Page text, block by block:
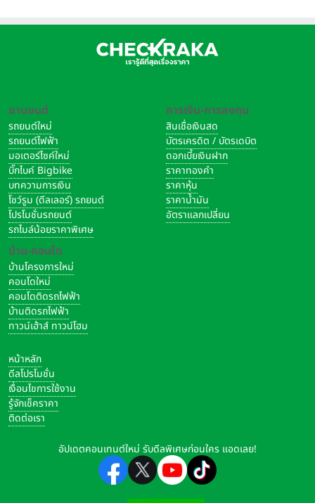
ยานยนต์
รถยนต์ใหม่
รถยนต์ไฟฟ้า
มอเตอร์ไซค์ใหม่
บิ๊กไบค์ Bigbike
บทความการเงิน
โชว์รูม (ดีลเลอร์) รถยนต์
โปรโมชั่นรถยนต์
รถไมล์น้อยราคาพิเศษ
บ้าน-คอนโด
บ้านโครงการใหม่
คอนโดใหม่
คอนโดติดรถไฟฟ้า
บ้านติดรถไฟฟ้า
ทาวน์เฮ้าส์ ทาวน์โฮม
การเงิน-การลงทุน
สินเชื่อเงินสด
บัตรเครดิต / บัตรเดบิต
ดอกเบี้ยเงินฝาก
ราคาทองคำ
ราคาหุ้น
ราคาน้ำมัน
อัตราแลกเปลี่ยน
หน้าหลัก
ดีลโปรโมชั่น
เงื่อนไขการใช้งาน
รู้จักเช็คราคา
ติดต่อเรา
อัปเดตคอนเทนต์ใหม่ รับดีลพิเศษก่อนใคร แอดเลย!